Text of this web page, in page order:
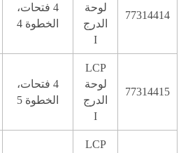
77314414
لوحة
الدرج
I
4 فتحات،
الخطوة 4
77314415
LCP
لوحة
الدرج
I
4 فتحات،
الخطوة 5
LCP